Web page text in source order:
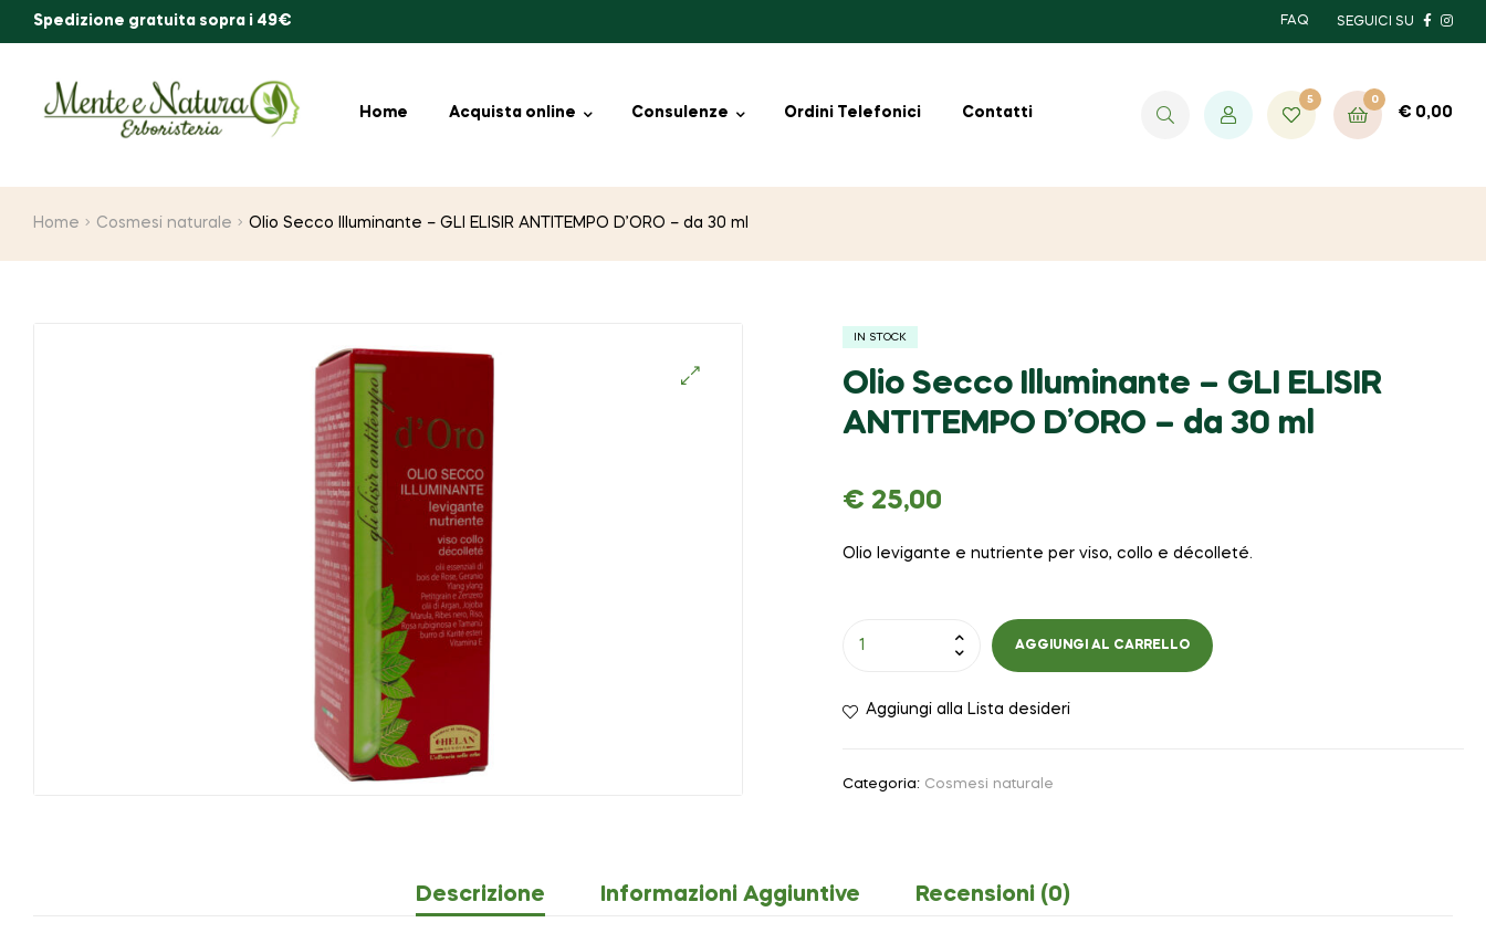
Spedizione gratuita sopra i 49€ FAQ SEGUICI SU
Home Acquista online Consulenze Ordini Telefonici Contatti
5 0
€ 0,00
Home Cosmesi naturale Olio Secco Illuminante – GLI ELISIR ANTITEMPO D’ORO – da 30 ml
IN STOCK
Olio Secco Illuminante – GLI ELISIR
ANTITEMPO D’ORO – da 30 ml
€ 25,00
Olio levigante e nutriente per viso, collo e décolleté.
AGGIUNGI AL CARRELLO
Aggiungi alla Lista desideri
Categoria: Cosmesi naturale
Descrizione Informazioni Aggiuntive Recensioni (0)